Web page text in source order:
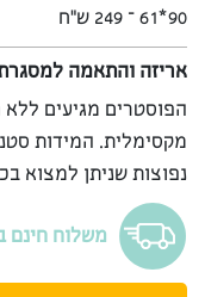
90*61 – 249 ש”ח
אריזה והתאמה
הפוסטרים מגיעים
מקסימלית. המידות
נפוצות שניתן למצוא
משלוח חינם